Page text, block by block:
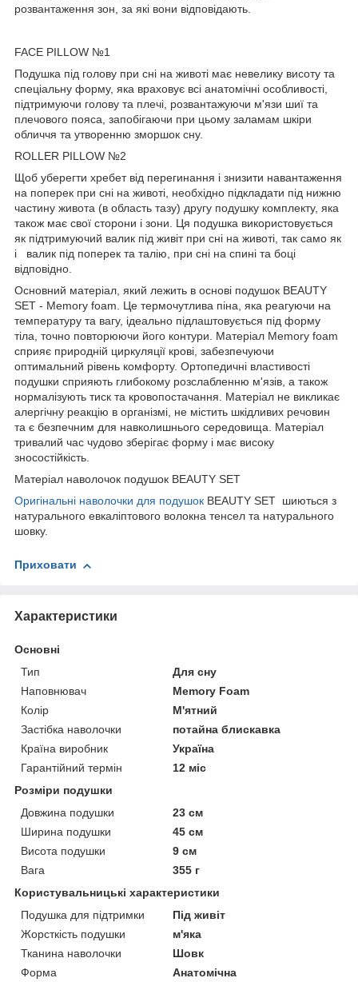
розвантаження зон, за які вони відповідають.
FACE PILLOW №1
Подушка під голову при сні на животі має невелику висоту та
спеціальну форму, яка враховує всі анатомічні особливості,
підтримуючи голову та плечі, розвантажуючи м'язи шиї та
плечового пояса, запобігаючи при цьому заламам шкіри
обличчя та утворенню зморшок сну.
ROLLER PILLOW №2
Щоб уберегти хребет від перегинання і знизити навантаження
на поперек при сні на животі, необхідно підкладати під нижню
частину живота (в область тазу) другу подушку комплекту, яка
також має свої сторони і зони. Ця подушка використовується
як підтримуючий валик під живіт при сні на животі, так само як
і валик під поперек та талію, при сні на спині та боці
відповідно.
Основний матеріал, який лежить в основі подушок BEAUTY
SET - Memory foam. Це термочутлива піна, яка реагуючи на
температуру та вагу, ідеально підлаштовується під форму
тіла, точно повторюючи його контури. Матеріал Memory foam
сприяє природній циркуляції крові, забезпечуючи
оптимальний рівень комфорту. Ортопедичні властивості
подушки сприяють глибокому розслабленню м'язів, а також
нормалізують тиск та кровопостачання. Матеріал не викликає
алергічну реакцію в організмі, не містить шкідливих речовин
та є безпечним для навколишнього середовища. Матеріал
тривалий час чудово зберігає форму і має високу
зносостійкість.
Матеріал наволочок подушок BEAUTY SET
Оригінальні наволочки для подушок BEAUTY SET шиються з
натурального евкаліптового волокна тенсел та натурального
шовку.
Приховати
Характеристики
Основні
Тип
Для сну
Наповнювач
Memory Foam
Колір
М'ятний
Застібка наволочки
потайна блискавка
Країна виробник
Україна
Гарантійний термін
12 міс
Розміри подушки
Довжина подушки
23 см
Ширина подушки
45 см
Висота подушки
9 см
Вага
355 г
Користувальницькі характеристики
Подушка для підтримки
Під живіт
Жорсткість подушки
м'яка
Тканина наволочки
Шовк
Форма
Анатомічна